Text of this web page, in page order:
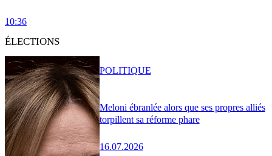
10:36
ÉLECTIONS
Meloni ébranlée alors que ses propres alliés
torpillent sa réforme phare
16.07.2026
POLITIQUE